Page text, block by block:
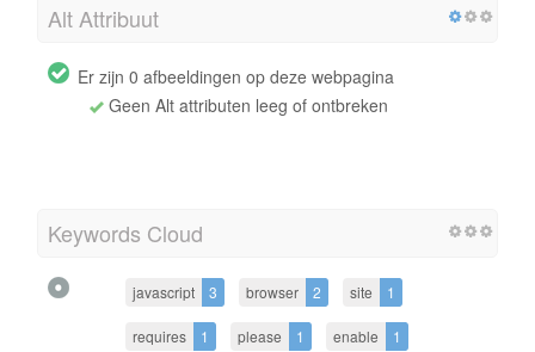
Alt Attribuut
Er zijn 0 afbeeldingen op deze webpagina
Geen Alt attributen leeg of ontbreken
Keywords Cloud
javascript 3 browser 2 site 1
requires 1 please 1 enable 1